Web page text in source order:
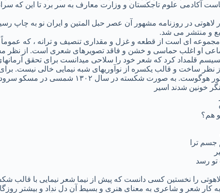
لاهوتی در روزنامه مشهور آن عصر حبل المتین و ایران نو به چاپ
و منتشر می شد.
مجموعه ای است از قطعه و غزل و مقداری تنصیف و ترانه ، که
او اغلب حماسی و خشن و فاقد تصویرهای شعری است. از نظر
قلمداد کرد که شعر خود را سلاحی میدانست برای تحقق
نظر ساخت و قالب یکسره از نوآوریهای شبه نیمایی خالی نیست.
به صورت شکسته در سال ۱۳۰۲ شمسی در مسکو سروده است.
خونین شدند اسیر
هم؟
ترا
تو رسد
لاهوتی را نخستین کسی دانست که پیش از نیما شعر نیمایی با
به کار شعر و شاعری به معنای هنری و بسیط آن دل نداد و بیشتر